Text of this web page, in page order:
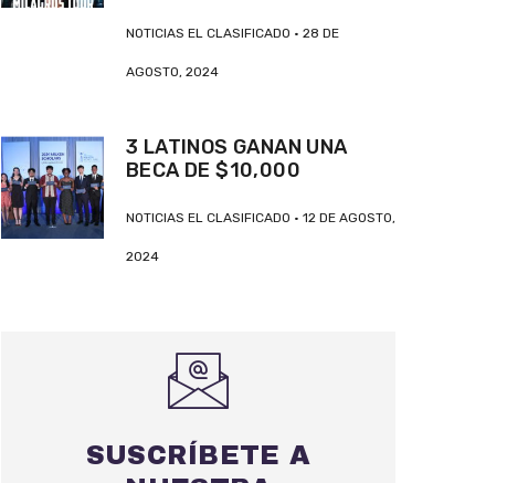
NOTICIAS EL CLASIFICADO 28 DE
AGOSTO, 2024
3 LATINOS GANAN UNA
BECA DE $10,000
NOTICIAS EL CLASIFICADO 12 DE AGOSTO,
2024
SUSCRÍBETE A